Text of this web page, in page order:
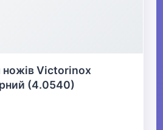
ножів Victorinox
(4.0540)